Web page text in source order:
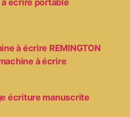
à écrire REMINGTON
à écrire
écriture manuscrite